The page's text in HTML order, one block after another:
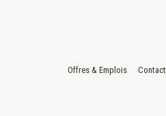
Offres & Emplois Contact